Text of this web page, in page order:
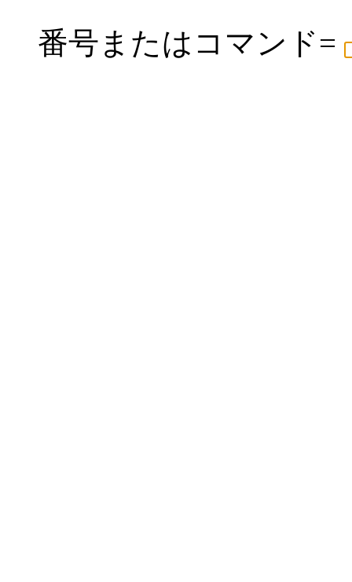
番号またはコマンド=